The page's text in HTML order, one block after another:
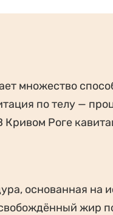
множество
по телу —
Роге
основанная на
жир